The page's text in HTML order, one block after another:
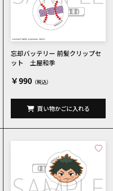
忘却バッテリー 前髪クリップセ
ット 土屋和季
￥990
買い物かごに入れる